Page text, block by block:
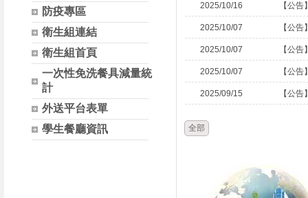
防疫專區
衛生組連結
衛生組首頁
一次性免洗餐具減量統
計
外送平台表單
學生餐廳資訊
2025/10/16 【公告
2025/10/07 【公告
2025/10/07 【公告
2025/10/07 【公告
2025/09/15 【公告
全部